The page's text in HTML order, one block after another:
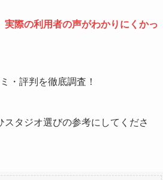
実際の利用者の声がわかりにくかっ
・評判を徹底調査！
タジオ選びの参考にしてくださ